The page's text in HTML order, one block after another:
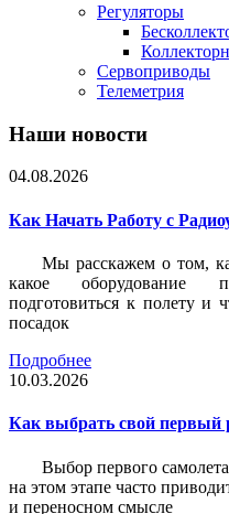
Регуляторы
Сервоприводы
Телеметрия
Наши новости
04.08.2026
Как Начать Работу с
Мы расскажем о том,
какое оборудование
подготовиться к полету и
посадок
Подробнее
10.03.2026
Как выбрать свой первый
Выбор первого
на этом этапе часто
и переносном смысле